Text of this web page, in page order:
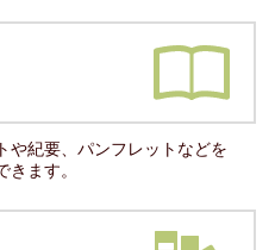
や紀要、パンフレットなどを
ます。